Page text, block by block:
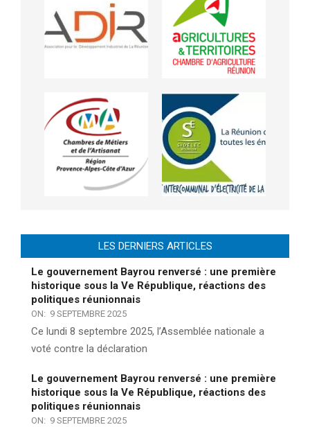
LES DERNIERS ARTICLES
Le gouvernement Bayrou renversé : une première
historique sous la Ve République, réactions des
politiques réunionnais
ON: 9 SEPTEMBRE 2025
Ce lundi 8 septembre 2025, l’Assemblée nationale a
voté contre la déclaration
Le gouvernement Bayrou renversé : une première
historique sous la Ve République, réactions des
politiques réunionnais
ON: 9 SEPTEMBRE 2025